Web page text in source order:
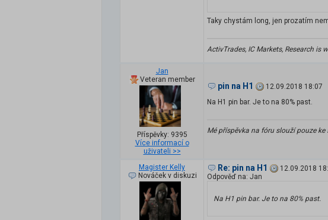
Taky chystám long, jen prozatím
ActivTrades, IC Markets, Research is
Jan
Veteran member
Příspěvky: 9395
Více informací o
uživateli >>
pin na H1
12.09.2018 18:07
Na H1 pin bar. Je to na 80% past.
Mé příspěvka na fóru slouží pouze
Magister Kelly
Nováček v diskuzi
Re: pin na H1
12.09.2018
Odpověď na: Jan
Na H1 pin bar. Je to na 80% past.